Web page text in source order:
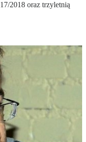
2018 oraz trzyletnią